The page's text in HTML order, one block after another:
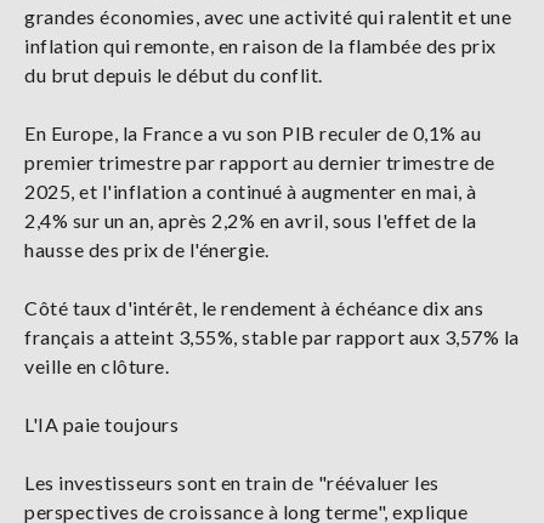
grandes économies, avec une activité qui ralentit et une
inflation qui remonte, en raison de la flambée des prix
du brut depuis le début du conflit.
En Europe, la France a vu son PIB reculer de 0,1% au
premier trimestre par rapport au dernier trimestre de
2025, et l'inflation a continué à augmenter en mai, à
2,4% sur un an, après 2,2% en avril, sous l'effet de la
hausse des prix de l'énergie.
Côté taux d'intérêt, le rendement à échéance dix ans
français a atteint 3,55%, stable par rapport aux 3,57% la
veille en clôture.
L'IA paie toujours
Les investisseurs sont en train de "réévaluer les
perspectives de croissance à long terme", explique